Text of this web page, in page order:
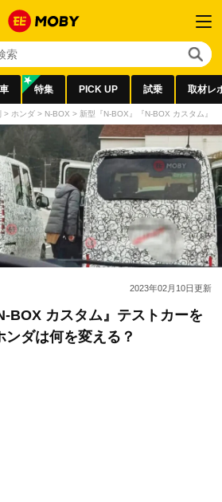
特集 PICK UP 試乗 取材レ
> ホンダ > N-BOX > 新型『N-BOX』『N-BOX カスタム』
2023年02月10日更新
BOX カスタム』テストカーを
ダは何を変える？